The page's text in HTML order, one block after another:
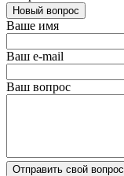
Новый вопрос
Ваше имя
Ваш e-mail
Ваш вопрос
Отправить свой вопрос